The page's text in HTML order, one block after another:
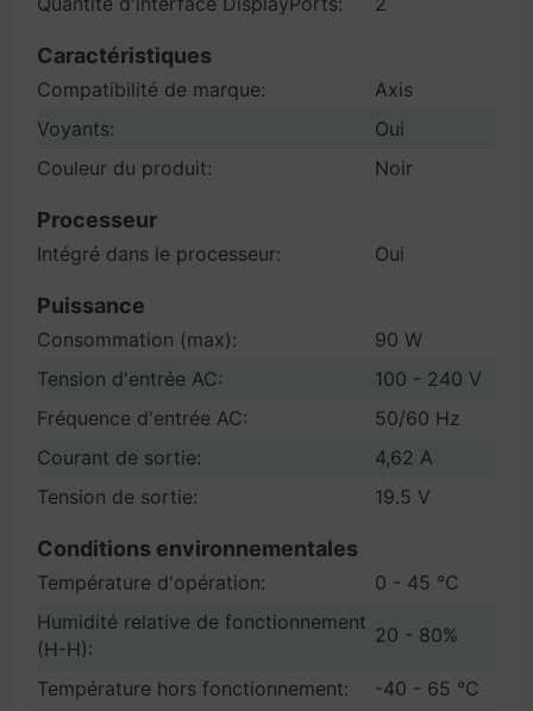
Caractéristiques
Compatibilité de marque:
Axis
Voyants:
Oui
Couleur du produit:
Noir
Processeur
Intégré dans le processeur: Oui
Puissance
Consommation (max):
90 W
Tension d'entrée AC:
100 - 240 V
Fréquence d'entrée AC:
50/60 Hz
Courant de sortie:
4,62 A
Tension de sortie:
19.5 V
Conditions environnementales
Température d'opération:
0 - 45 °C
Humidité relative de fonctionnement
(H-H):
20 - 80%
Température hors fonctionnement:
-40 - 65 °C